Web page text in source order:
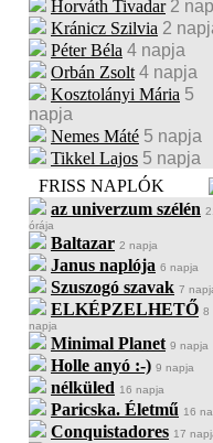
Horváth Tivadar 2
Kránicz Szilvia 2
Péter Béla 4 napja
Orbán Zsolt 4 napja
Kosztolányi Mária 5
napja
Nemes Máté 5 napja
Tikkel Lajos 5 napja
FRISS NAPLÓK
az univerzum szélén
órája
Baltazar 2 napja
Janus naplója 6 napja
Szuszogó szavak 7
ELKÉPZELHETŐ 8
napja
Minimal Planet 9 napja
Holle anyó :-) 9 napja
nélküled 16 napja
Paricska. Életmű 16
Conquistadores 17